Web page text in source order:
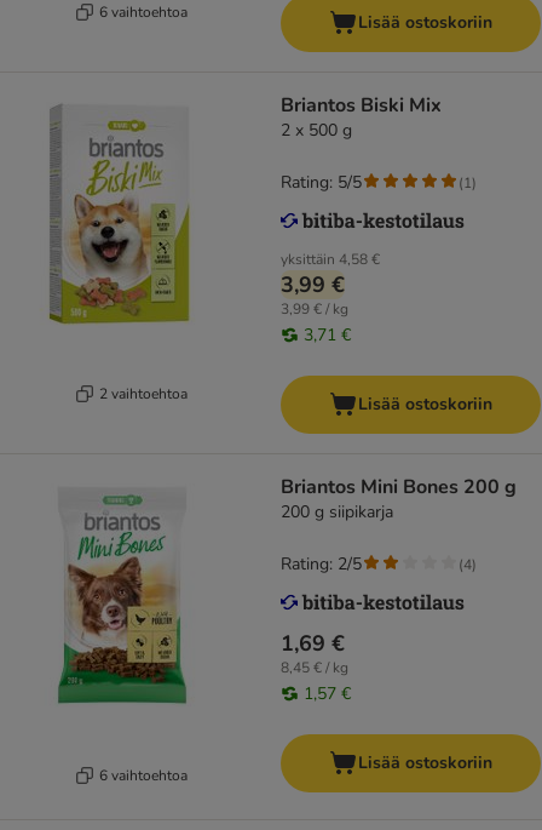
6 vaihtoehtoa Lisää ostoskoriin
2 vaihtoehtoa
Briantos Biski Mix
2 x 500 g
yksittäin 4,58 €
3,99 €
3,99 € / kg
3,71 €
Rating: 5/5 (1)
Lisää ostoskoriin
6 vaihtoehtoa
Briantos Mini Bones 200 g
200 g siipikarja
1,69 €
8,45 € / kg
1,57 €
Rating: 2/5 (4)
Lisää ostoskoriin